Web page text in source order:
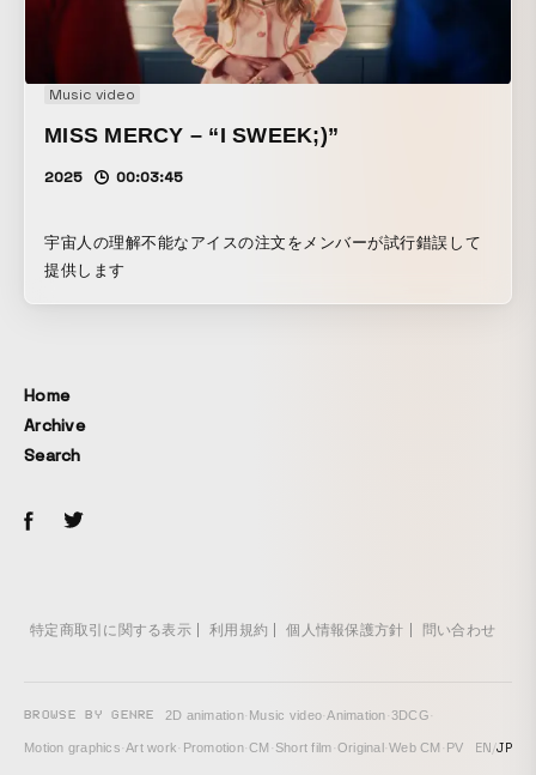
Music video
MISS MERCY – “I SWEEK;)”
2025 00:03:45
宇宙人の理解不能なアイスの注文をメンバーが試行錯誤して
提供します
Home
Archive
Search
特定商取引に関する表示 利用規約 個人情報保護方針 問い合わせ
BROWSE BY GENRE 2D animation· Music video·Animation·3DCG·
Motion graphics·Art work· Promotion·CM · Short film·Original·Web CM · PV EN/JP